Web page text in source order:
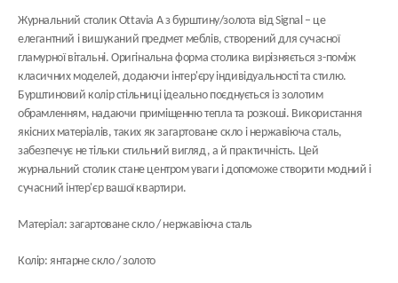
Журнальний столик Ottavia A з бурштину/золота від Signal – це
елегантний і вишуканий предмет меблів, створений для сучасної
гламурної вітальні. Оригінальна форма столика вирізняється з-поміж
класичних моделей, додаючи інтер'єру індивідуальності та стилю.
Бурштиновий колір стільниці ідеально поєднується із золотим
обрамленням, надаючи приміщенню тепла та розкоші. Використання
якісних матеріалів, таких як загартоване скло і нержавіюча сталь,
забезпечує не тільки стильний вигляд, а й практичність. Цей
журнальний столик стане центром уваги і допоможе створити модний і
сучасний інтер'єр вашої квартири.
Матеріал: загартоване скло / нержавіюча сталь
Колір: янтарне скло / золото